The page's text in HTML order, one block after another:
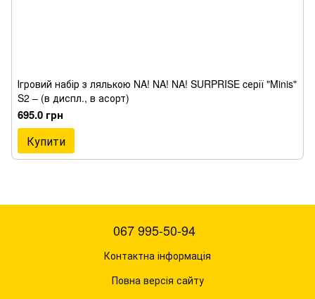
Ігровий набір з лялькою NA! NA! NA! SURPRISE cерії "Minis"
S2 – (в диспл., в асорт)
695.0 грн
Купити
067 995-50-94
Контактна інформація
Повна версія сайту